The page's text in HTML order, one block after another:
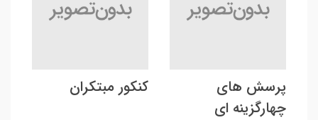
پرسش های
چهارگزینه ای
کنکور مبتکران